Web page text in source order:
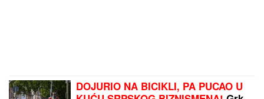
DOJURIO NA BICIKLI, PA PUCAO U